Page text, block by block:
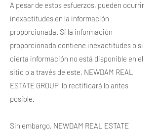
A pesar de estos esfuerzos, pueden ocurrir
inexactitudes en la información
proporcionada. Si la información
proporcionada contiene inexactitudes o si
cierta información no está disponible en el
sitio o a través de este, NEWDAM REAL
ESTATE GROUP lo rectificará lo antes
posible.
Sin embargo, NEWDAM REAL ESTATE